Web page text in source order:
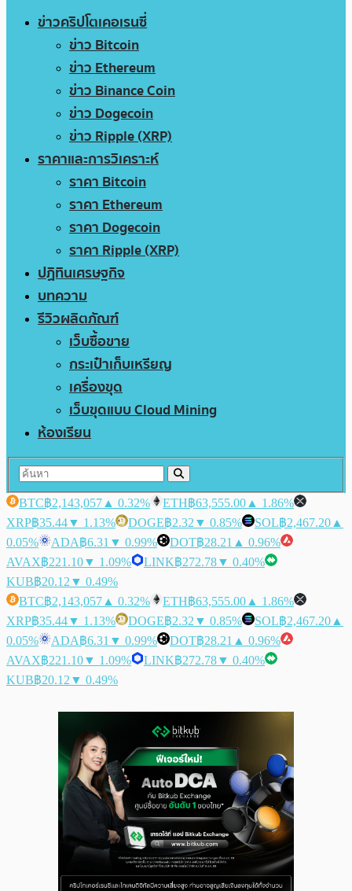
ข่าวคริปโตเคอเรนซี่
ข่าว Bitcoin
ข่าว Ethereum
ข่าว Binance Coin
ข่าว Dogecoin
ข่าว Ripple (XRP)
ราคาและการวิเคราะห์
ราคา Bitcoin
ราคา Ethereum
ราคา Dogecoin
ราคา Ripple (XRP)
ปฏิทินเศรษฐกิจ
บทความ
รีวิวผลิตภัณฑ์
เว็บซื้อขาย
กระเป๋าเก็บเหรียญ
เครื่องขุด
เว็บขุดแบบ Cloud Mining
ห้องเรียน
BTC฿2,143,057 ▲ 0.32% ETH฿63,555.00 ▲ 1.86%
XRP฿35.44▼ 1.13% DOGE฿2.32 ▼ 0.85% SOL฿2,467.20 ▲
0.05%
ADA฿6.31 ▼ 0.99% DOT฿28.21 ▲ 0.96%
AVAX฿221.10▼ 1.09% LINK฿272.78▼ 0.40%
KUB฿20.12 ▼ 0.49%
BTC฿2,143,057 ▲ 0.32% ETH฿63,555.00 ▲ 1.86%
XRP฿35.44▼ 1.13% DOGE฿2.32 ▼ 0.85% SOL฿2,467.20 ▲
0.05%
ADA฿6.31 ▼ 0.99% DOT฿28.21 ▲ 0.96%
AVAX฿221.10▼ 1.09% LINK฿272.78▼ 0.40%
KUB฿20.12 ▼ 0.49%